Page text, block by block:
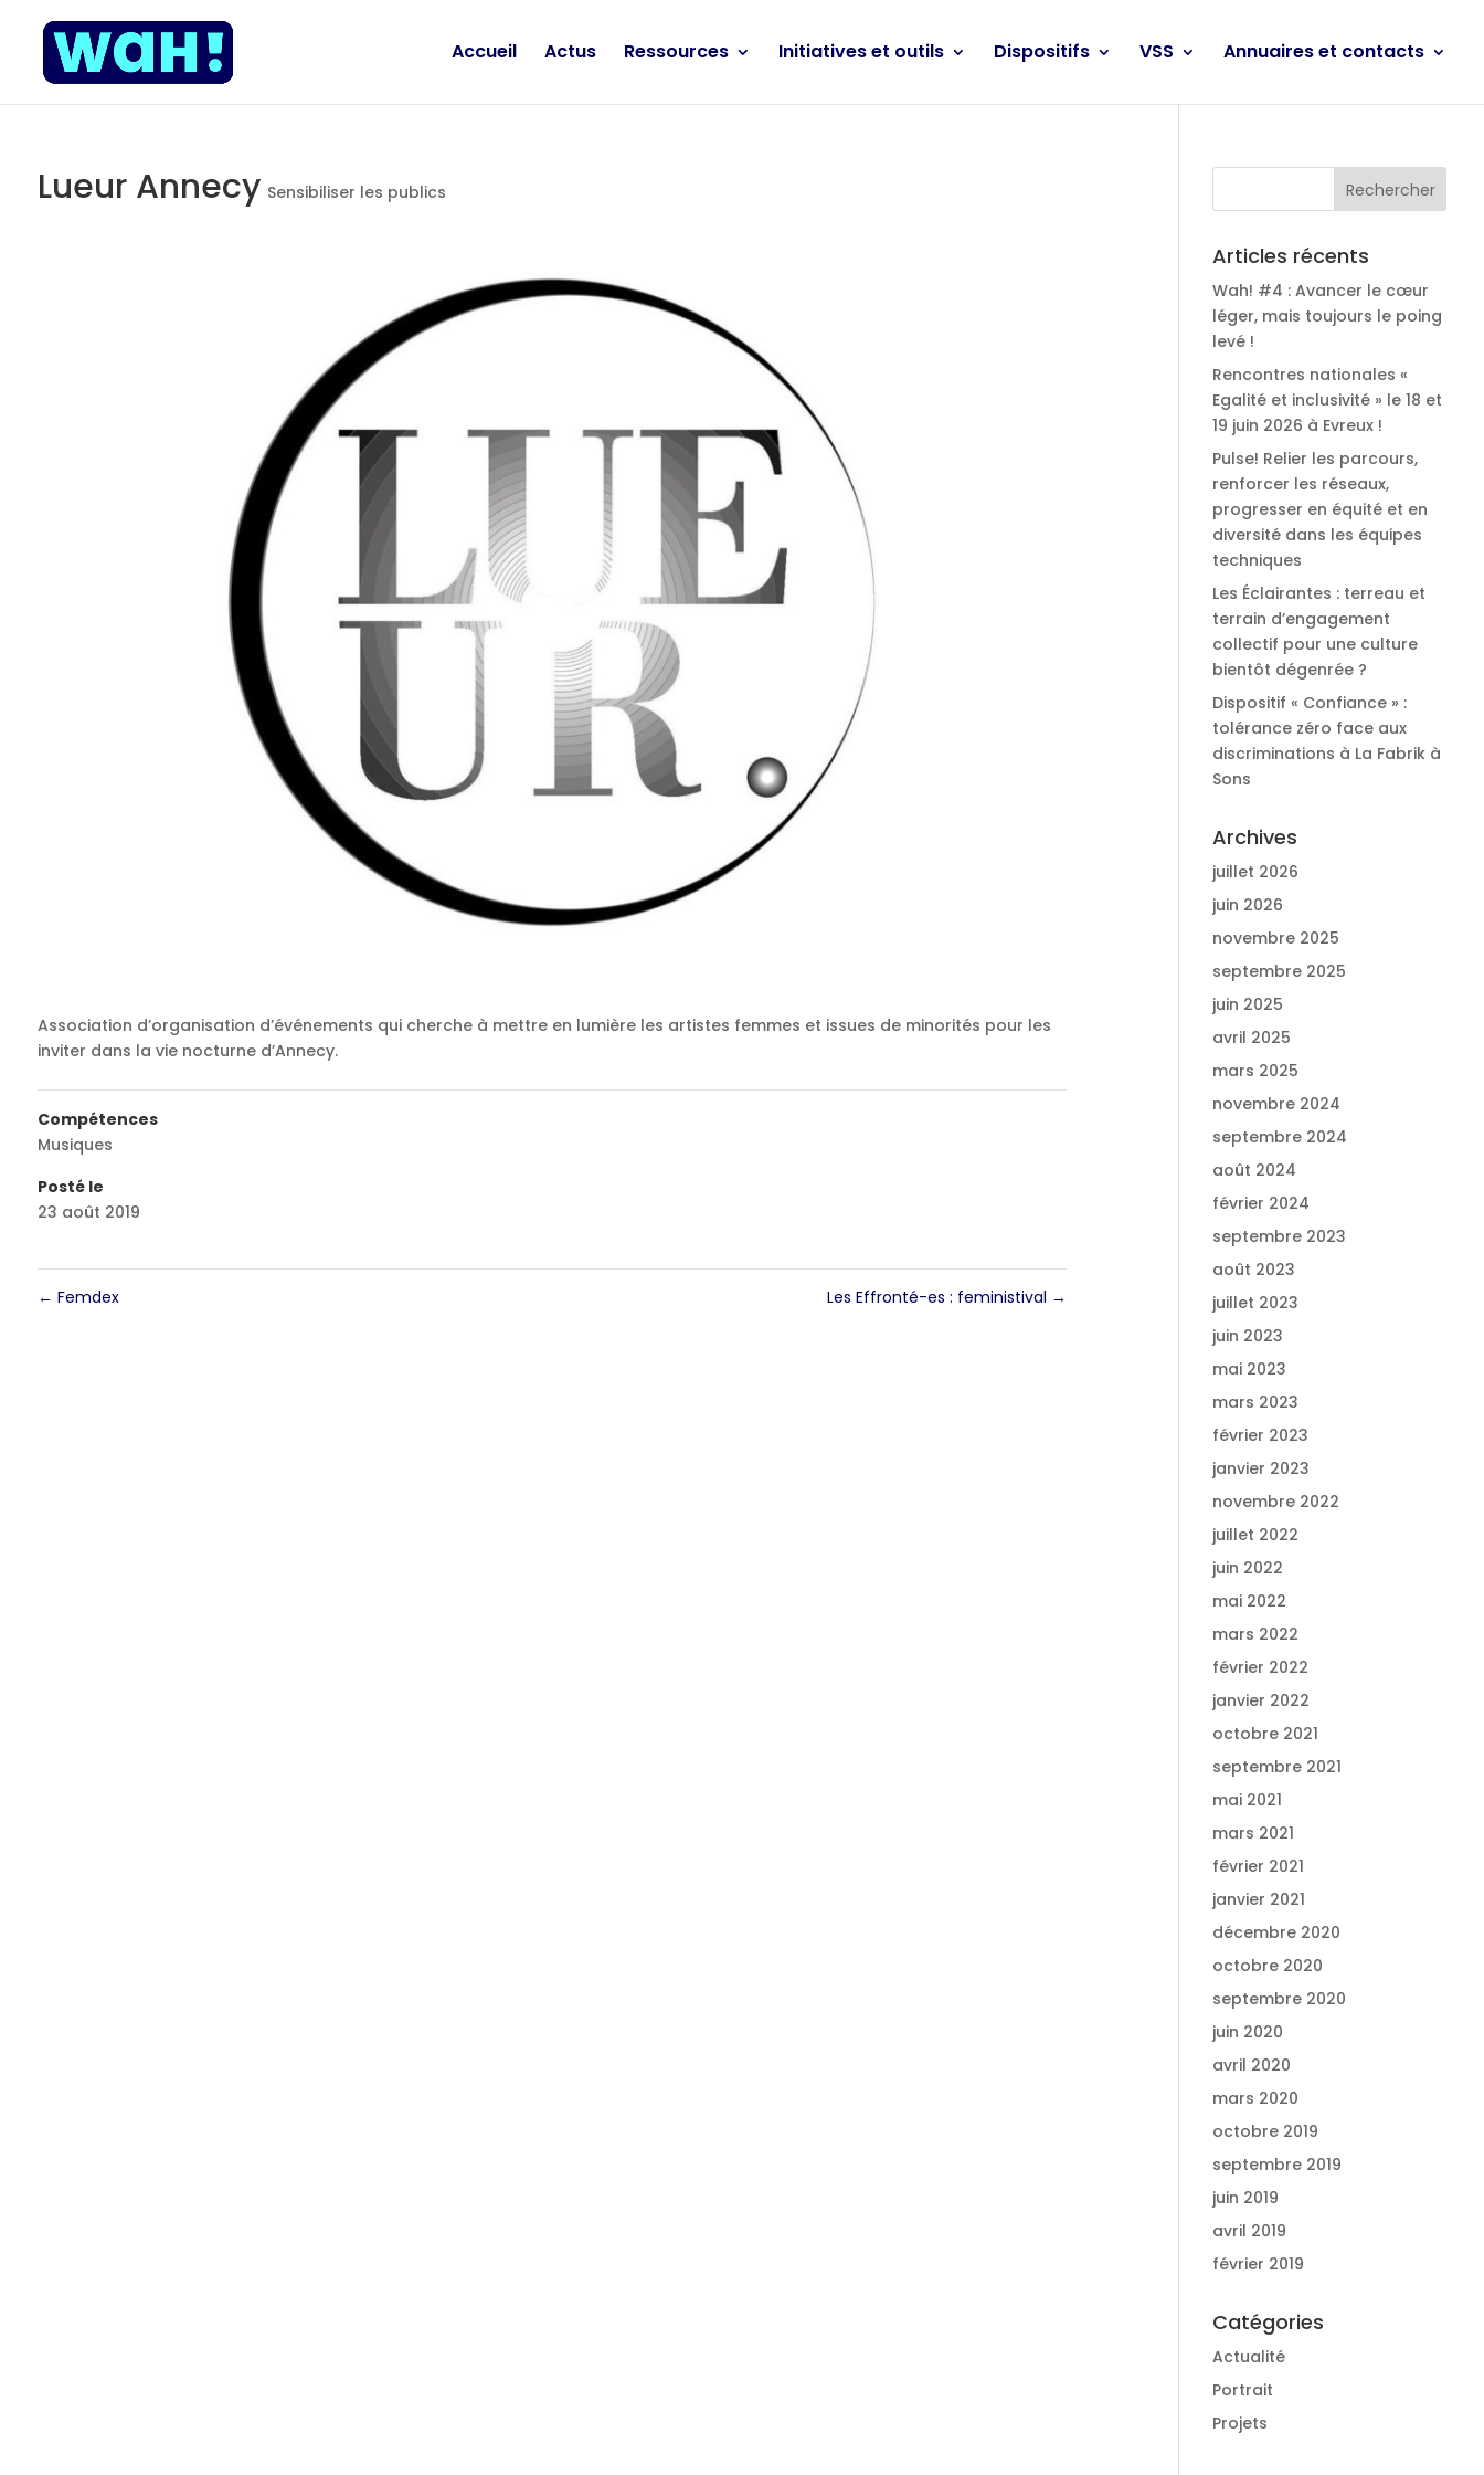
Accueil Actus Ressources Initiatives et outils Dispositifs VSS Annuaires et contacts
Lueur Annecy Sensibiliser les publics
Association d’organisation d’événements qui cherche à mettre en lumière les artistes femmes et issues de minorités pour les
inviter dans la vie nocturne d’Annecy.
Compétences
Musiques
Posté le
23 août 2019
← Femdex Les Effronté-es : feministival →
Articles récents
Wah! #4 : Avancer le cœur
léger, mais toujours le poing
levé !
Rencontres nationales «
Egalité et inclusivité » le 18 et
19 juin 2026 à Evreux !
Pulse! Relier les parcours,
renforcer les réseaux,
progresser en équité et en
diversité dans les équipes
techniques
Les Éclairantes : terreau et
terrain d’engagement
collectif pour une culture
bientôt dégenrée ?
Dispositif « Confiance » :
tolérance zéro face aux
discriminations à La Fabrik à
Sons
Archives
juillet 2026
juin 2026
novembre 2025
septembre 2025
juin 2025
avril 2025
mars 2025
novembre 2024
septembre 2024
août 2024
février 2024
septembre 2023
août 2023
juillet 2023
juin 2023
mai 2023
mars 2023
février 2023
janvier 2023
novembre 2022
juillet 2022
juin 2022
mai 2022
mars 2022
février 2022
janvier 2022
octobre 2021
septembre 2021
mai 2021
mars 2021
février 2021
janvier 2021
décembre 2020
octobre 2020
septembre 2020
juin 2020
avril 2020
mars 2020
octobre 2019
septembre 2019
juin 2019
avril 2019
février 2019
Catégories
Actualité
Portrait
Projets